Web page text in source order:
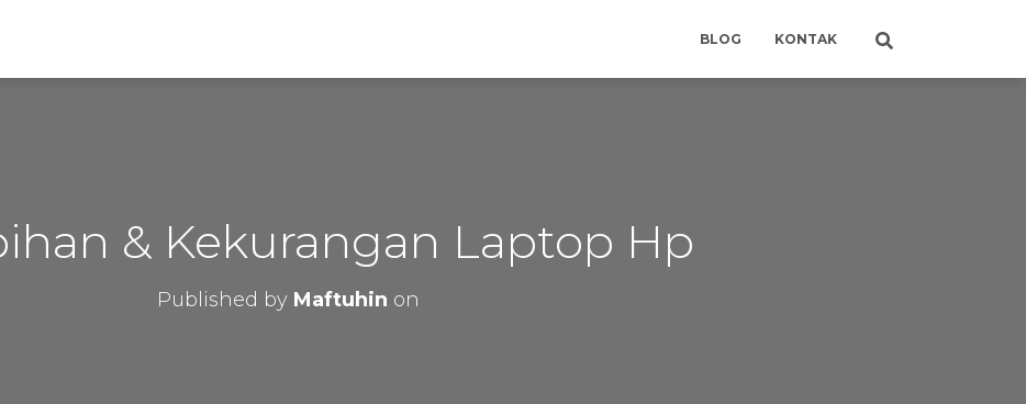
BLOG KONTAK
& Kekurangan Laptop Hp
Published by Maftuhin on